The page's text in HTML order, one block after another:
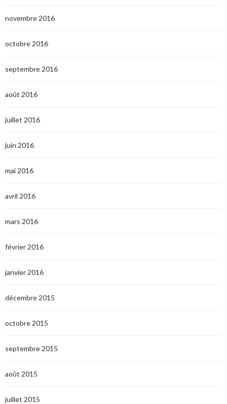
novembre 2016
octobre 2016
septembre 2016
août 2016
juillet 2016
juin 2016
mai 2016
avril 2016
mars 2016
février 2016
janvier 2016
décembre 2015
octobre 2015
septembre 2015
août 2015
juillet 2015